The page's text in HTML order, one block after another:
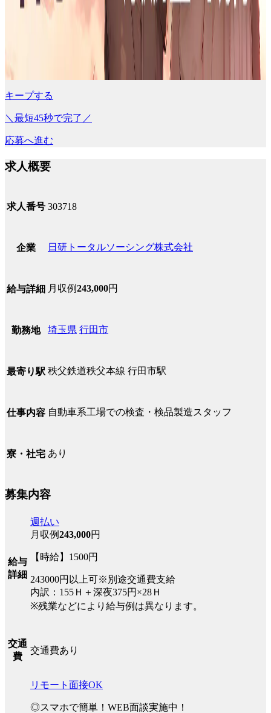
キープする
＼最短45秒で完了／
応募へ進む
求人概要
求人番号 303718
企業 日研トータルソーシング株式会社
給与詳細 月収例243,000円
勤務地 埼玉県 行田市
最寄り駅 秩父鉄道秩父本線 行田市駅
仕事内容 自動車系工場での検査・検品製造スタッフ
寮・社宅 あり
募集内容
給与
詳細
週払い
月収例243,000円
【時給】1500円
243000円以上可※別途交通費支給
内訳：155Ｈ＋深夜375円×28Ｈ
※残業などにより給与例は異なります。
交通
費
交通費あり
リモート面接OK
◎スマホで簡単！WEB面談実施中！